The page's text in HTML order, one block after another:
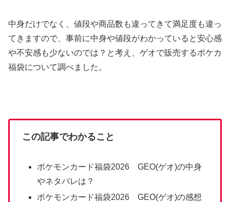
中身だけでなく、値段や商品数も違ってきて満足度も違っ
てきますので、事前に中身や値段がわかっていると安心感
や不安感も少ないのでは？と考え、ゲオで販売するポケカ
福袋について調べました。
この記事でわかること
ポケモンカード福袋2026 GEO(ゲオ)の中身
やネタバレは？
ポケモンカード福袋2026 GEO(ゲオ)の感想